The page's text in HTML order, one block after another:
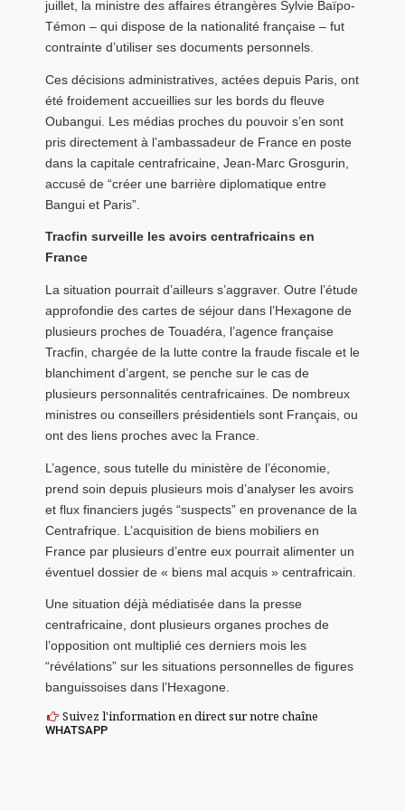
juillet, la ministre des affaires étrangères Sylvie Baïpo-
Témon – qui dispose de la nationalité française – fut
contrainte d’utiliser ses documents personnels.
Ces décisions administratives, actées depuis Paris, ont
été froidement accueillies sur les bords du fleuve
Oubangui. Les médias proches du pouvoir s’en sont
pris directement à l’ambassadeur de France en poste
dans la capitale centrafricaine, Jean-Marc Grosgurin,
accusé de “créer une barrière diplomatique entre
Bangui et Paris”.
Tracfin surveille les avoirs centrafricains en
France
La situation pourrait d’ailleurs s’aggraver. Outre l’étude
approfondie des cartes de séjour dans l’Hexagone de
plusieurs proches de Touadéra, l’agence française
Tracfin, chargée de la lutte contre la fraude fiscale et le
blanchiment d’argent, se penche sur le cas de
plusieurs personnalités centrafricaines. De nombreux
ministres ou conseillers présidentiels sont Français, ou
ont des liens proches avec la France.
L’agence, sous tutelle du ministère de l’économie,
prend soin depuis plusieurs mois d’analyser les avoirs
et flux financiers jugés “suspects” en provenance de la
Centrafrique. L’acquisition de biens mobiliers en
France par plusieurs d’entre eux pourrait alimenter un
éventuel dossier de « biens mal acquis » centrafricain.
Une situation déjà médiatisée dans la presse
centrafricaine, dont plusieurs organes proches de
l’opposition ont multiplié ces derniers mois les
“révélations” sur les situations personnelles de figures
banguissoises dans l’Hexagone.
Suivez l'information en direct sur notre chaîne
WHATSAPP